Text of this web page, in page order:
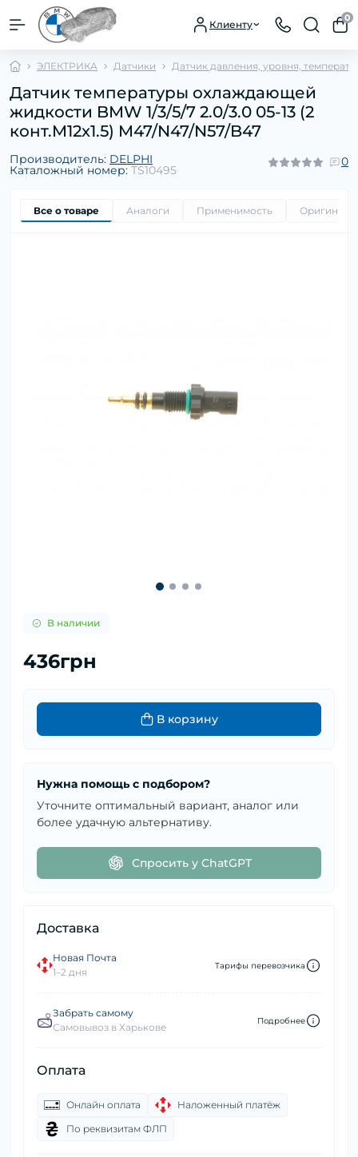
Клиенту
0
ЭЛЕКТРИКА Датчики Датчик давления, уровня,
Датчик температуры охлаждающей
жидкости BMW 1/3/5/7 2.0/3.0 05-13 (2
конт.M12x1.5) M47/N47/N57/B47
Производитель: DELPHI
Каталожный номер: TS10495
0
Все о товаре Аналоги Применимость
В наличии
436грн
В корзину
Нужна помощь с подбором?
Уточните оптимальный вариант, аналог или
более удачную альтернативу.
Спросить у ChatGPT
Доставка
Новая Почта
1–2 дня
Тарифы перевозчика
Забрать самому
Самовывоз в Харькове
Подробнее
Оплата
Онлайн оплата
Наложенный платёж
По реквизитам ФЛП